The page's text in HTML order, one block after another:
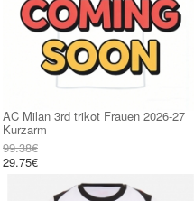
AC Milan 3rd trikot Frauen 2026-27
Kurzarm
99.38€
29.75€